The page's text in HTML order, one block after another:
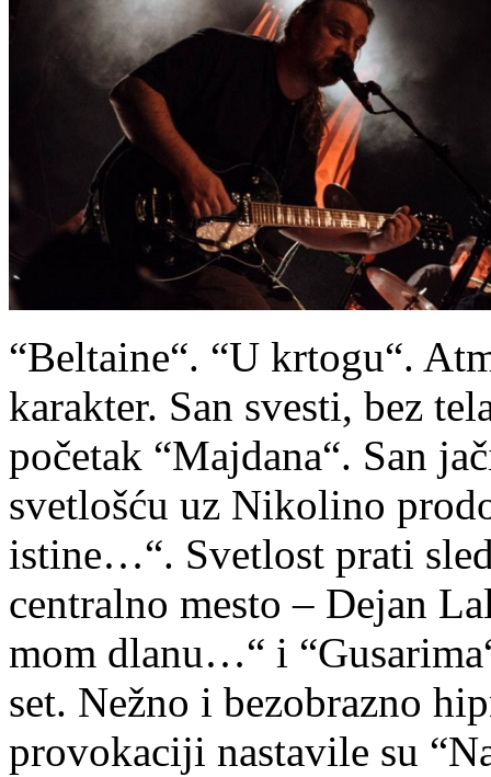
“Beltaine“. “U krtogu“.
karakter. San svesti, bez
početak “Majdana“. San
svetlošću uz Nikolino
istine…“. Svetlost prati
centralno mesto – Dejan
mom dlanu…“ i
set. Nežno i bezobrazno
provokaciji nastavile su